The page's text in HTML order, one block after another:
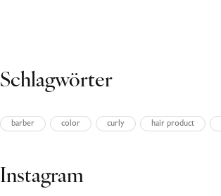
Schlagwörter
barber color curly hair product
Instagram